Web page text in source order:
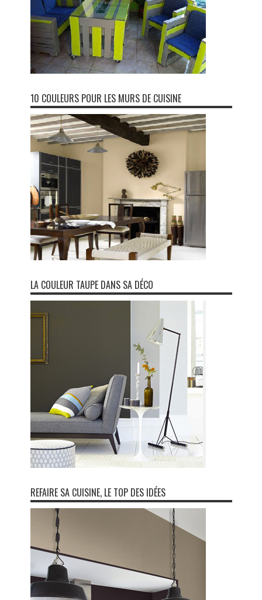
10 COULEURS POUR LES MURS DE CUISINE
LA COULEUR TAUPE DANS SA DÉCO
REFAIRE SA CUISINE, LE TOP DES IDÉES